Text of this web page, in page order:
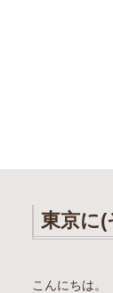
東京に(
こんにちは。